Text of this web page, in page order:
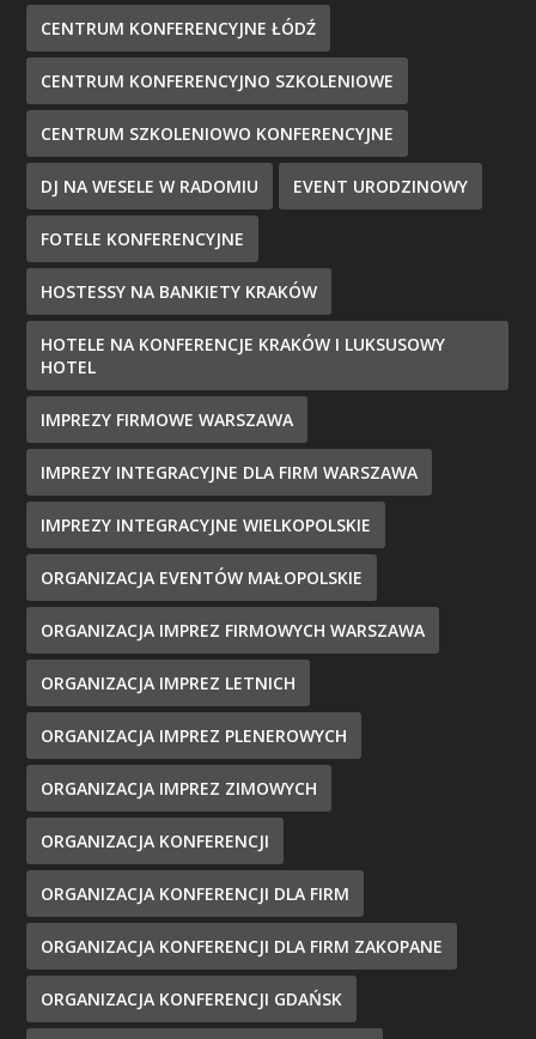
CENTRUM KONFERENCYJNE ŁÓDŹ
CENTRUM KONFERENCYJNO SZKOLENIOWE
CENTRUM SZKOLENIOWO KONFERENCYJNE
DJ NA WESELE W RADOMIU EVENT URODZINOWY
FOTELE KONFERENCYJNE
HOSTESSY NA BANKIETY KRAKÓW
HOTELE NA KONFERENCJE KRAKÓW I LUKSUSOWY
HOTEL
IMPREZY FIRMOWE WARSZAWA
IMPREZY INTEGRACYJNE DLA FIRM WARSZAWA
IMPREZY INTEGRACYJNE WIELKOPOLSKIE
ORGANIZACJA EVENTÓW MAŁOPOLSKIE
ORGANIZACJA IMPREZ FIRMOWYCH WARSZAWA
ORGANIZACJA IMPREZ LETNICH
ORGANIZACJA IMPREZ PLENEROWYCH
ORGANIZACJA IMPREZ ZIMOWYCH
ORGANIZACJA KONFERENCJI
ORGANIZACJA KONFERENCJI DLA FIRM
ORGANIZACJA KONFERENCJI DLA FIRM ZAKOPANE
ORGANIZACJA KONFERENCJI GDAŃSK